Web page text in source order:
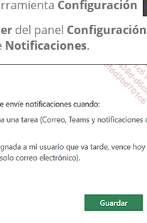
Configuración
del panel Configuración
Notificaciones.